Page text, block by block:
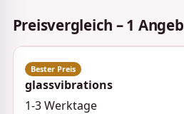
Preisvergleich – 1
glassvibrations
1-3 Werktage